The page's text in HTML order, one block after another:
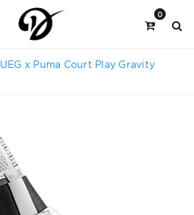
0
UEG x Puma Court Play Gravity